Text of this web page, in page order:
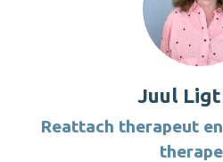
Juul
Reattach therapeut